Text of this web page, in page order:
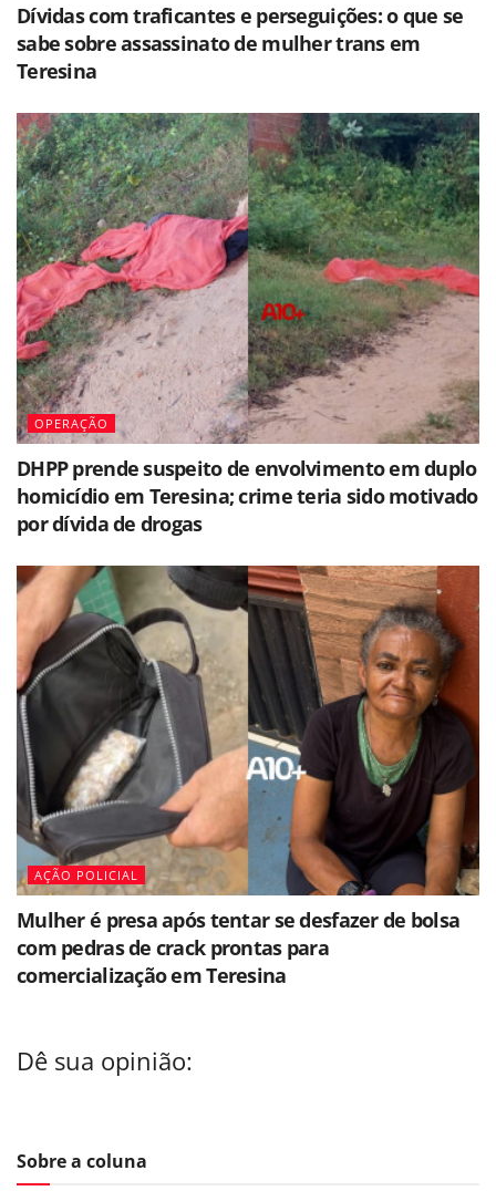
Dívidas com traficantes e perseguições: o que se
sabe sobre assassinato de mulher trans em
Teresina
OPERAÇÃO
DHPP prende suspeito de envolvimento em duplo
homicídio em Teresina; crime teria sido motivado
por dívida de drogas
AÇÃO POLICIAL
Mulher é presa após tentar se desfazer de bolsa
com pedras de crack prontas para
comercialização em Teresina
Dê sua opinião:
Sobre a coluna